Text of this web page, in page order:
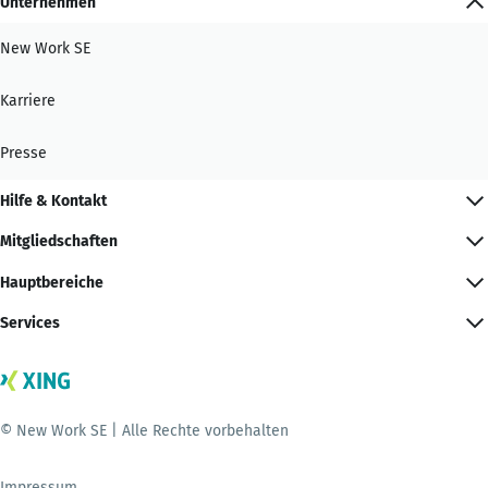
New Work SE
Karriere
Presse
Hilfe & Kontakt
Mitgliedschaften
Hauptbereiche
Services
© New Work SE | Alle Rechte vorbehalten